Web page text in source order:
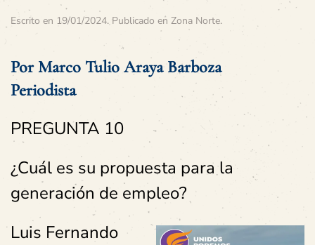
Escrito en 19/01/2024. Publicado en Zona Norte.
Por Marco Tulio Araya Barboza
Periodista
PREGUNTA 10
¿Cuál es su propuesta para la
generación de empleo?
Luis Fernando